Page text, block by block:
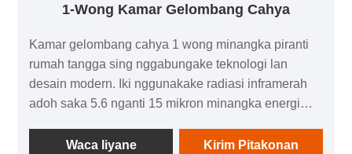
1-Wong Kamar Gelombang Cahya
Kamar gelombang cahya 1 wong minangka piranti
rumah tangga sing nggabungake teknologi lan
desain modern. Iki nggunakake radiasi inframerah
adoh saka 5.6 nganti 15 mikron minangka energi
resonansi, ngidini awak manungsa kringet sanajan
Waca liyane Kirim Pitakonan